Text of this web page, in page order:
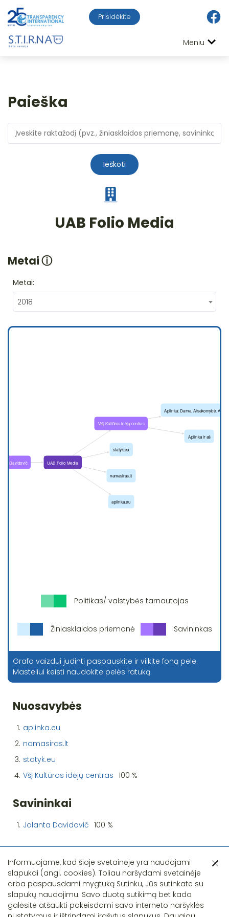
Prisidėkite
Meniu
Paieška
Ieškoti
UAB Folio Media
Metaiⓘ
Metai:
2018
Politikas/ valstybės tarnautojas
Žiniasklaidos priemonė Savininkas
Grafo vaizdui judinti paspauskite ir vilkite foną pele.
Masteliui keisti naudokite pelės ratuką.
Nuosavybės
1. aplinka.eu
2. namasiras.lt
3. statyk.eu
4. VšĮ Kultūros idėjų centras 100 %
Savininkai
1. Jolanta Davidovič 100 %
Pastebėjote klaidą?
Informuojame, kad šioje svetainėje yra naudojami
slapukai (angl. cookies). Toliau naršydami svetainėje
arba paspausdami mygtuką Sutinku, Jūs sutinkate su
slapukų naudojimu. Savo duotą sutikimą bet kada
galėsite atšaukti pakeisdami savo interneto naršyklės